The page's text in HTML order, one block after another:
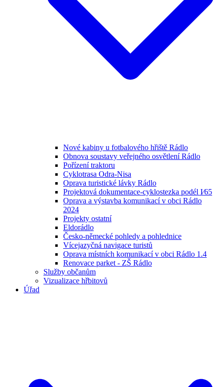
Nové kabiny u fotbalového hřiště Rádlo
Obnova soustavy veřejného osvětlení Rádlo
Pořízení traktoru
Cyklotrasa Odra-Nisa
Oprava turistické lávky Rádlo
Projektová dokumentace-cyklostezka podél I⁄65
Oprava a výstavba komunikací v obci Rádlo
2024
Projekty ostatní
Eldorádlo
Česko-německé pohledy a pohlednice
Vícejazyčná navigace turistů
Oprava místních komunikací v obci Rádlo 1.4
Renovace parket - ZŠ Rádlo
Služby občanům
Vizualizace hřbitovů
Úřad